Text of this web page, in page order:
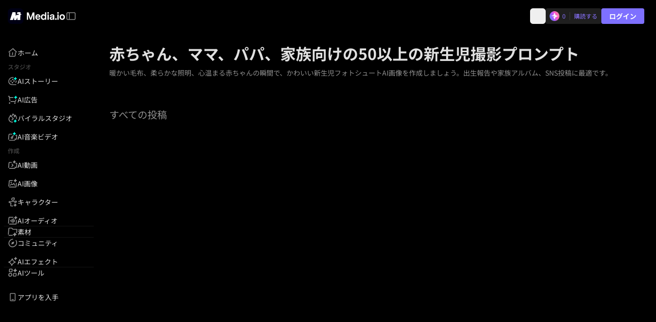
0 購読する ログイン
ホーム
スタジオ
AIストーリー
AI広告
バイラルスタジオ
AI音楽ビデオ
作成
AI動画
AI画像
キャラクター
AIオーディオ
素材
コミュニティ
AIエフェクト
AIツール
アプリを入手
赤ちゃん、ママ、パパ、家族向けの50以上の新生児撮影プロンプト
暖かい毛布、柔らかな照明、心温まる赤ちゃんの瞬間で、かわいい新生児フォトシュートAI画像を作成しましょう。出生報告や家族アルバム、SNS投稿に最適です。
すべての投稿